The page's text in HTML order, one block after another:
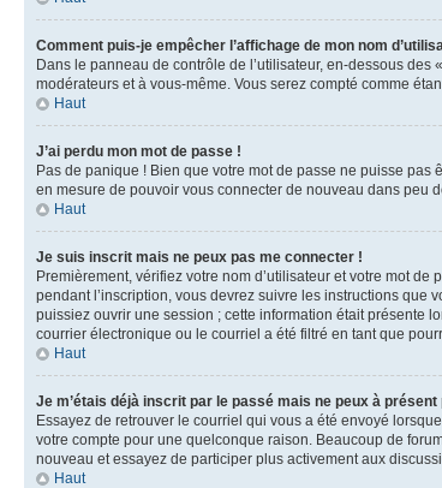
Comment puis-je empêcher l’affichage de mon nom
Dans le panneau de contrôle de l’utilisateur, en-dessous des
modérateurs et à vous-même. Vous serez compté comme
Haut
J’ai perdu mon mot de passe !
Pas de panique ! Bien que votre mot de passe ne puisse
en mesure de pouvoir vous connecter de nouveau dans peu
Haut
Je suis inscrit mais ne peux pas me connecter !
Premièrement, vérifiez votre nom d’utilisateur et votre mot
pendant l’inscription, vous devrez suivre les instructions que
puissiez ouvrir une session ; cette information était présente
courrier électronique ou le courriel a été filtré en tant que
Haut
Je m’étais déjà inscrit par le passé mais ne peux à
Essayez de retrouver le courriel qui vous a été envoyé
votre compte pour une quelconque raison. Beaucoup de
nouveau et essayez de participer plus activement aux
Haut